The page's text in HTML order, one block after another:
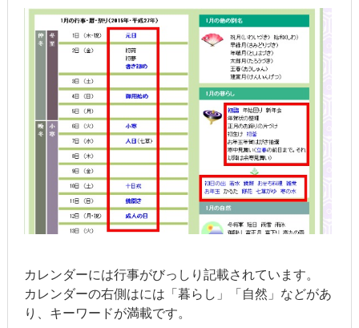
カレンダーには行事がびっしり記載されています。
カレンダーの右側はには「暮らし」「自然」などがあ
り、キーワードが満載です。